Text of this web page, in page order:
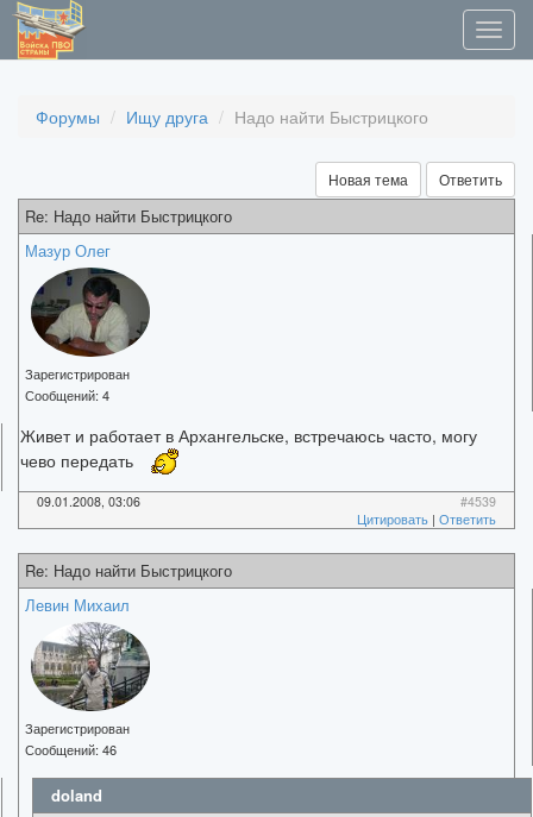
Форумы Ищу друга Надо найти Быстрицкого
Новая тема Ответить
Re: Надо найти Быстрицкого
Мазур Олег
Зарегистрирован
Сообщений: 4
Живет и работает в Архангельске, встречаюсь часто, могу
чево передать
09.01.2008, 03:06
#4539
Цитировать | Ответить
Re: Надо найти Быстрицкого
Левин Михаил
Зарегистрирован
Сообщений: 46
doland